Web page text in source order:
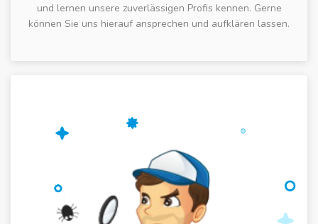
und lernen unsere zuverlässigen Profis kennen. Gerne
können Sie uns hierauf ansprechen und aufklären lassen.